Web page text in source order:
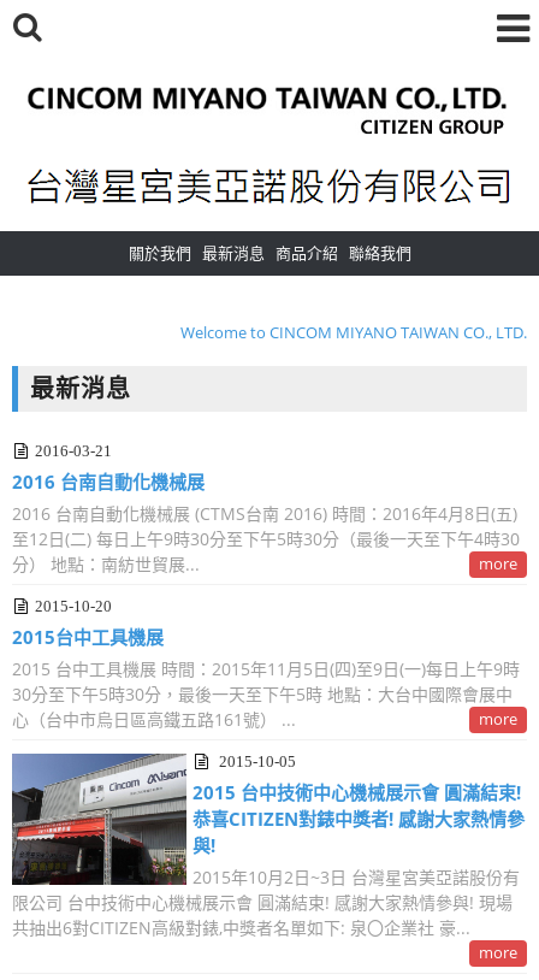
關於我們 最新消息 商品介紹 聯絡我們
最新消息
2016-03-21
​2016 台南自動化機械展
2016 台南自動化機械展 (CTMS台南 2016) 時間：2016年4月8日(五)
至12日(二) 每日上午9時30分至下午5時30分（最後一天至下午4時30
分） 地點：南紡世貿展...
more
2015-10-20
2015台中工具機展
2015 台中工具機展 時間：2015年11月5日(四)至9日(一)每日上午9時
30分至下午5時30分，最後一天至下午5時 地點：大台中國際會展中
心（台中市烏日區高鐵五路161號） ...
more
2015-10-05
2015 台中技術中心機械展示會 圓滿結束!
恭喜CITIZEN對錶中獎者! 感謝大家熱情參
與!
2015年10月2日~3日 台灣星宮美亞諾股份有
限公司 台中技術中心機械展示會 圓滿結束! 感謝大家熱情參與! 現場
共抽出6對CITIZEN高級對錶,中獎者名單如下: 泉〇企業社 豪...
more